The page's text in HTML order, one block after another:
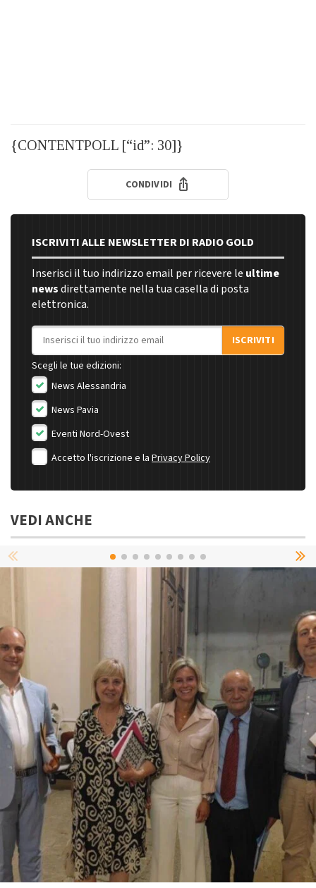
{CONTENTPOLL [“id”: 30]}
CONDIVIDI
ISCRIVITI ALLE NEWSLETTER DI RADIO GOLD
Inserisci il tuo indirizzo email per ricevere le ultime
newsdirettamente nella tua casella di posta
elettronica.
Indirizzo email
ISCRIVITI
Scegli le tue edizioni:
News Alessandria
News Pavia
Eventi Nord-Ovest
Accetto l'iscrizione e la Privacy Policy
VEDI ANCHE